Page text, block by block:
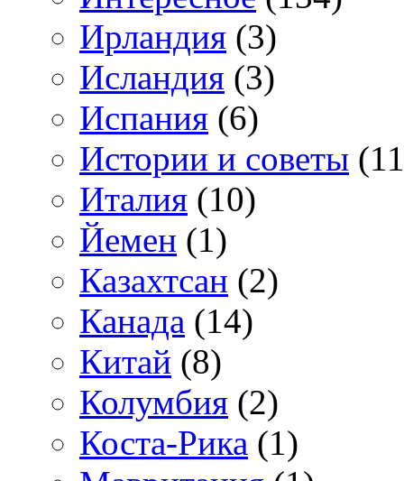
Ирландия (3)
Исландия (3)
Испания (6)
Истории и советы
Италия (10)
Йемен (1)
Казахтсан (2)
Канада (14)
Китай (8)
Колумбия (2)
Коста-Рика (1)